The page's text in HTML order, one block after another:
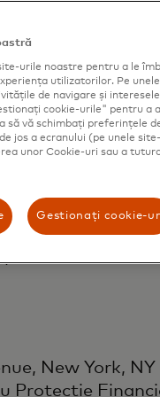
Level 17, DUO
Majoră de
clienți) în
EC4R 3AB,
în calitate de
Serviciile
New York,
Protecție
urile noastre pentru a le
utilizatorilor. Pe unele
de navigare și
cookie-urile" pentru a
vă schimbați preferințele
jos a ecranului (pe unele
unor Cookie-uri sau a
Gestionați cookie-